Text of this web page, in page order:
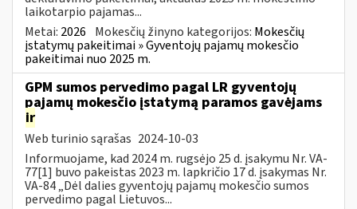
laikotarpio pajamas...
Metai: 2026 Mokesčių žinyno kategorijos: Mokesčių
įstatymų pakeitimai » Gyventojų pajamų mokesčio
pakeitimai nuo 2025 m.
GPM sumos pervedimo pagal LR gyventojų
pajamų mokesčio įstatymą paramos gavėjams
ir
Web turinio sąrašas 2024-10-03
Informuojame, kad 2024 m. rugsėjo 25 d. įsakymu Nr. VA-
77[1] buvo pakeistas 2023 m. lapkričio 17 d. įsakymas Nr.
VA-84 „Dėl dalies gyventojų pajamų mokesčio sumos
pervedimo pagal Lietuvos...